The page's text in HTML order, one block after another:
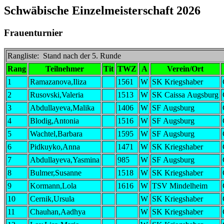
Schwäbische Einzelmeisterschaft 2026
Frauenturnier
Rangliste: Stand nach der 5. Runde
Rang
Teilnehmer Tit TWZ A Verein/Ort
1
Ramazanova,Iliza 1561 W SK Kriegshaber
2
Rusovski,Valeria 1513 W SK Caissa Augsburg
3
Abdullayeva,Malika 1406 W SF Augsburg
4
Blodig,Antonia 1516 W SF Augsburg
5
Wachtel,Barbara 1595 W SF Augsburg
6
Pidkuyko,Anna 1471 W SK Kriegshaber
7
Abdullayeva,Yasmina 985 W SF Augsburg
8
Bulmer,Susanne 1518 W SK Kriegshaber
9
Kormann,Lola 1616 W TSV Mindelheim
10
Cernik,Ursula W SK Kriegshaber
11
Chauhan,Aadhya W SK Kriegshaber